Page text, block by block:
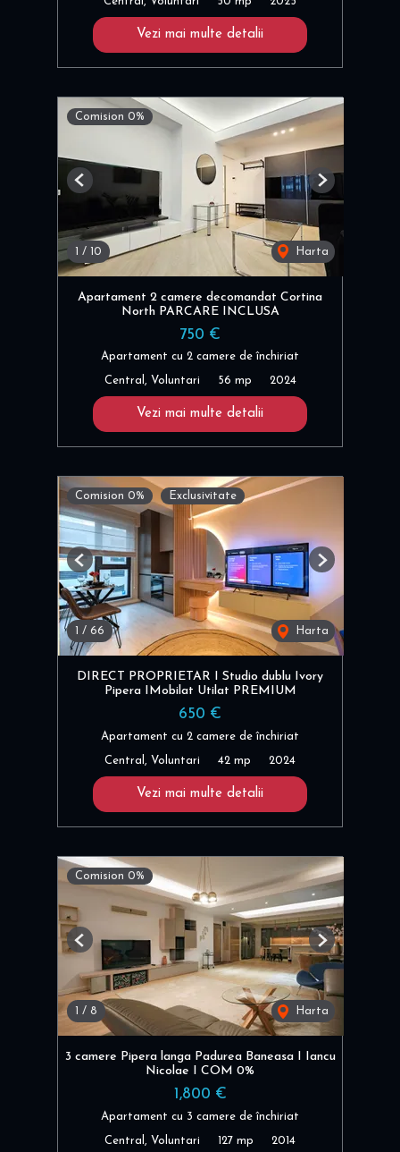
Vezi mai multe detalii
Comision 0%
1 / 10 Harta
Previous Next
Apartament 2 camere decomandat Cortina
North PARCARE INCLUSA
750 €
Apartament cu 2 camere de închiriat
Central, Voluntari 56 mp 2024
Vezi mai multe detalii
Comision 0% Exclusivitate
/ 66 Harta
Previous Next
DIRECT PROPRIETAR I Studio dublu Ivory
Pipera IMobilat Utilat PREMIUM
650 €
Apartament cu 2 camere de închiriat
Central, Voluntari 42 mp 2024
Vezi mai multe detalii
Comision 0%
/ 8 Harta
Previous Next
3 camere Pipera langa Padurea Baneasa I Iancu
Nicolae I COM 0%
1,800 €
Apartament cu 3 camere de închiriat
Central, Voluntari 127 mp 2014